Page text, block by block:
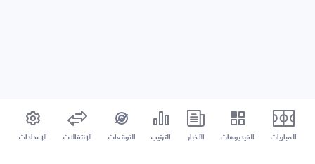
المباريات الفيديوهات الأخبار الترتيب التوقعات الإنتقالات الإعدادات